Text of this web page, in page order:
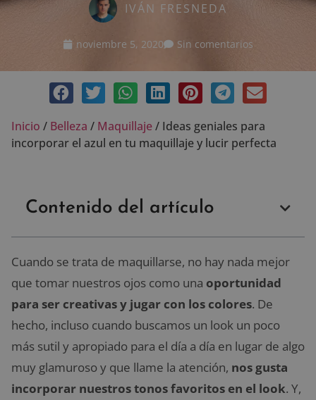
IVÁN FRESNEDA
noviembre 5, 2020 Sin comentarios
Inicio / Belleza / Maquillaje/ Ideas geniales para
incorporar el azul en tu maquillaje y lucir perfecta
Contenido del artículo
Cuando se trata de maquillarse, no hay nada mejor
que tomar nuestros ojos como una oportunidad
para ser creativas y jugar con los colores. De
hecho, incluso cuando buscamos un look un poco
más sutil y apropiado para el día a día en lugar de algo
muy glamuroso y que llame la atención, nos gusta
incorporar nuestros tonos favoritos en el look. Y,